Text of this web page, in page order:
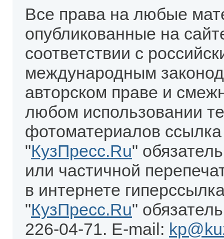
Все права на любые
опубликованные на
соответствии с
международным
авторском праве и
любом использовании
фотоматериалов
"КузПресс.Ru"
или частичной
в интернете
"КузПресс.Ru"
226-04-71. E-mail: